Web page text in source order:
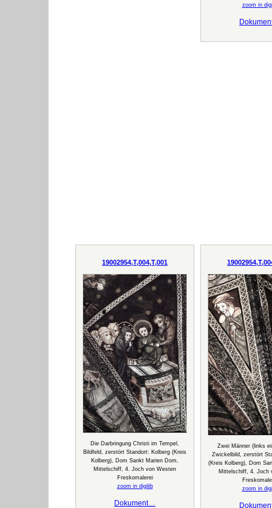
zoom in
19002954,T,004,T,001
Die Darbringung Christi im Tempel,
Bildfeld, zerstört Standort: Kolberg (Kreis
Kolberg), Dom Sankt Marien Dom,
Mittelschiff, 4. Joch von Westen
Freskomalerei
zoom in digilib
Dokument…
Zwei Männer (links
Zwickelbild, zerstört
(Kreis Kolberg), Dom
Mittelschiff, 4. Joch
zoom in